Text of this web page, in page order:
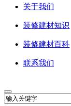
关于我们
装修建材知识
装修建材百科
联系我们